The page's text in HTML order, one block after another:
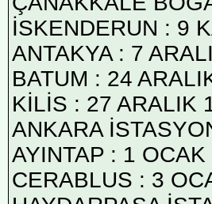
İSKENDERUN : 9
ANTAKYA : 7
BATUM : 24
KİLİS : 27 ARALIK
ANKARA
AYINTAP : 1
CERABLUS : 3